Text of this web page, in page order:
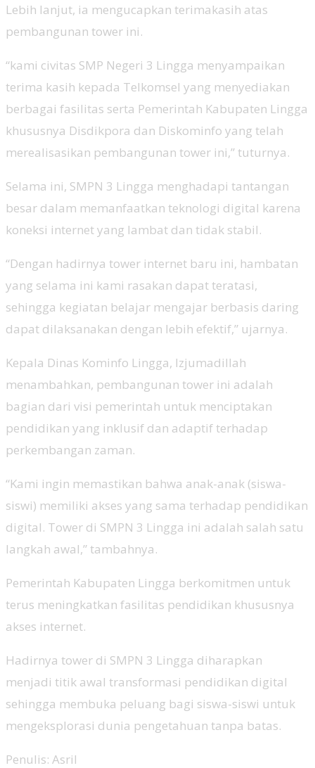
Lebih lanjut, ia mengucapkan terimakasih atas
pembangunan tower ini.
“kami civitas SMP Negeri 3 Lingga menyampaikan
terima kasih kepada Telkomsel yang menyediakan
berbagai fasilitas serta Pemerintah Kabupaten Lingga
khususnya Disdikpora dan Diskominfo yang telah
merealisasikan pembangunan tower ini,” tuturnya.
Selama ini, SMPN 3 Lingga menghadapi tantangan
besar dalam memanfaatkan teknologi digital karena
koneksi internet yang lambat dan tidak stabil.
“Dengan hadirnya tower internet baru ini, hambatan
yang selama ini kami rasakan dapat teratasi,
sehingga kegiatan belajar mengajar berbasis daring
dapat dilaksanakan dengan lebih efektif,” ujarnya.
Kepala Dinas Kominfo Lingga, Izjumadillah
menambahkan, pembangunan tower ini adalah
bagian dari visi pemerintah untuk menciptakan
pendidikan yang inklusif dan adaptif terhadap
perkembangan zaman.
“Kami ingin memastikan bahwa anak-anak (siswa-
siswi) memiliki akses yang sama terhadap pendidikan
digital. Tower di SMPN 3 Lingga ini adalah salah satu
langkah awal,” tambahnya.
Pemerintah Kabupaten Lingga berkomitmen untuk
terus meningkatkan fasilitas pendidikan khususnya
akses internet.
Hadirnya tower di SMPN 3 Lingga diharapkan
menjadi titik awal transformasi pendidikan digital
sehingga membuka peluang bagi siswa-siswi untuk
mengeksplorasi dunia pengetahuan tanpa batas.
Penulis: Asril